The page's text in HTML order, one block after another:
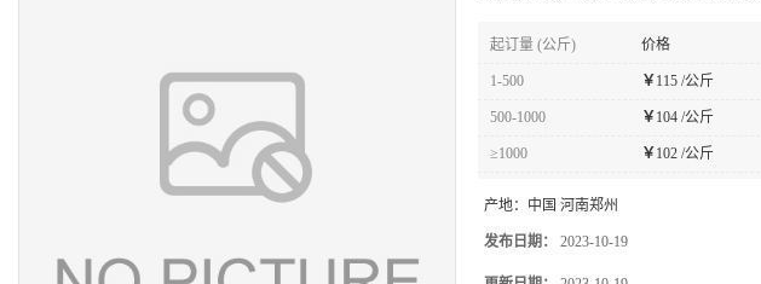
起订量 (公斤) 价格
1-500 ￥115 /公斤
500-1000 ￥104 /公斤
≥1000 ￥102 /公斤
产地： 中国 河南郑州
发布日期： 2023-10-19